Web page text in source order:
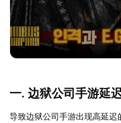
一. 边狱公司手游延
导致边狱公司手游出现高延